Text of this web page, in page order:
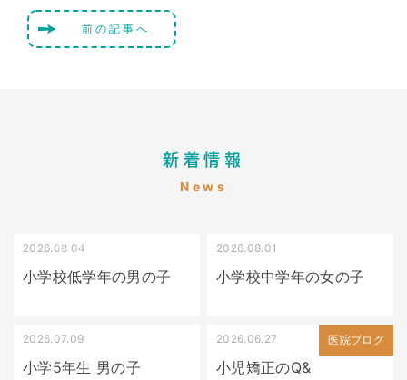
前の記事へ
新着情報
News
受け口（しゃくれている）
2026.08.04
小学校低学年の男の子
2026.08.01
小学校中学年の女の子
2026.07.09
小学5年生 男の子
医院ブログ
2026.06.27
小児矯正のQ&